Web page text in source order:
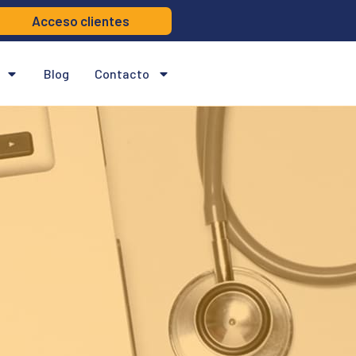
Acceso clientes
Blog Contacto